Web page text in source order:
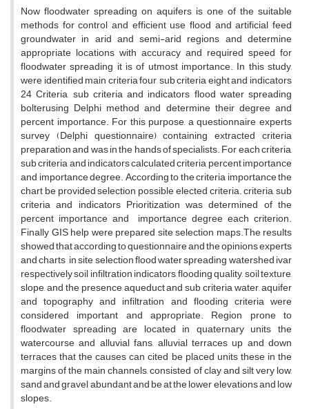
Now floodwater spreading on aquifers is one of the suitable
methods for control and efficient use flood and artificial feed
groundwater in arid and semi-arid regions and determine
appropriate locations with accuracy and required speed for
floodwater spreading it is of utmost importance. In this study,
were identified main criteria four, sub criteria eight and indicators
24 Criteria, sub criteria and indicators flood water spreading
bolterusing Delphi method and determine their degree and
percent importance. For this purpose, a questionnaire experts
survey (Delphi questionnaire) containing extracted criteria
preparation and was in the hands of specialists. For each criteria,
sub criteria and indicators calculated criteria percent importance
and importance degree. According to the criteria importance the
chart be provided selection possible elected criteria. criteria, sub
criteria and indicators Prioritization was determined of the
percent importance and importance degree each criterion.
Finally GIS help were prepared site selection maps.The results
showed that according to questionnaire and the opinions experts
and charts in site selection flood water spreading watershed ivar
respectively soil infiltration indicators, flooding quality, soil texture,
slope, and the presence aqueduct and sub criteria water, aquifer
and topography and infiltration and flooding criteria were
considered important and appropriate. Region prone to
floodwater spreading are located in quaternary units the
watercourse and alluvial fans, alluvial terraces up and down
terraces that the causes can cited be placed units these in the
margins of the main channels, consisted of clay and silt very low,
sand and gravel abundant and be at the lower elevations and low
slopes.